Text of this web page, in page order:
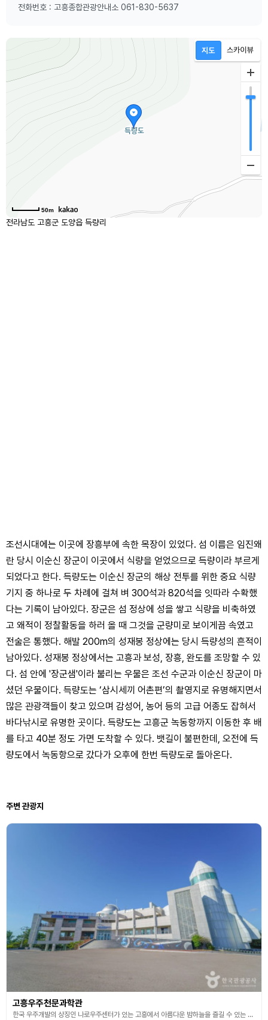
전화번호 : 고흥종합관광안내소 061-830-5637
50m
전라남도 고흥군 도양읍 득량리
조선시대에는 이곳에 장흥부에 속한 목장이 있었다. 섬 이름은 임진왜
란 당시 이순신 장군이 이곳에서 식량을 얻었으므로 득량이라 부르게
되었다고 한다. 득량도는 이순신 장군의 해상 전투를 위한 중요 식량
기지 중 하나로 두 차례에 걸쳐 벼 300석과 820석을 잇따라 수확했
다는 기록이 남아있다. 장군은 섬 정상에 성을 쌓고 식량을 비축하였
고 왜적이 정찰활동을 하러 올 때 그것을 군량미로 보이게끔 속였고
전술은 통했다. 해발 200m의 성재봉 정상에는 당시 득량성의 흔적이
남아있다. 성재봉 정상에서는 고흥과 보성, 장흥, 완도를 조망할 수 있
다. 섬 안에 '장군샘'이라 불리는 우물은 조선 수군과 이순신 장군이 마
셨던 우물이다. 득량도는 ‘삼시세끼 어촌편’의 촬영지로 유명해지면서
많은 관광객들이 찾고 있으며 감성어, 농어 등의 고급 어종도 잡혀서
바다낚시로 유명한 곳이다. 득량도는 고흥군 녹동항까지 이동한 후 배
를 타고 40분 정도 가면 도착할 수 있다. 뱃길이 불편한데, 오전에 득
량도에서 녹동항으로 갔다가 오후에 한번 득량도로 돌아온다.
주변 관광지
고흥우주천문과학관
한국 우주개발의 상징인 나로우주센터가 있는 고흥에서 아름다운 밤하늘을 즐길 수 있는 고흥우주천문과학관은 우주천문시대를 이끌어 나가는데 중추적 역할을 하고 있는 곳이다. 최첨단 800㎜ 주 망원경을 비롯하여 9개의 보조 망원경과 12개의 교육용 망원경을 보유하고 있으며, 천체투영실(10m,돔스크린), 전시실, 시청각실, 야외 전망대를 갖추고 있다. 아울러 각종 천문지식을 습득할 수 있는 전시실이 있어 다양한 자료를 제공하고 있으므로 청소년들의 학습공간으로